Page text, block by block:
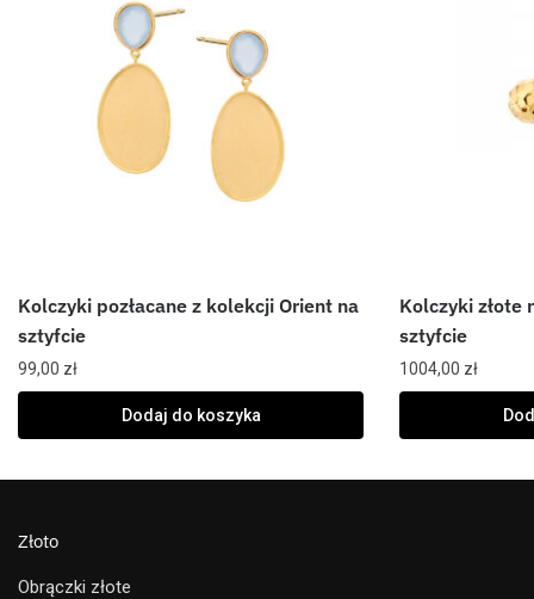
Kolczyki pozłacane z kolekcji Orient na
sztyfcie
99,00 zł
Dodaj do koszyka
Kolczyki złote
sztyfcie
1004,00 zł
Złoto
Obrączki złote